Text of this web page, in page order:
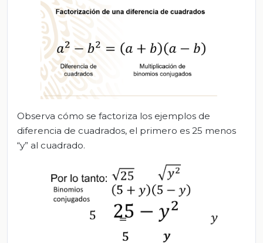
Observa cómo se factoriza los ejemplos de
diferencia de cuadrados, el primero es 25 menos
“y” al cuadrado.